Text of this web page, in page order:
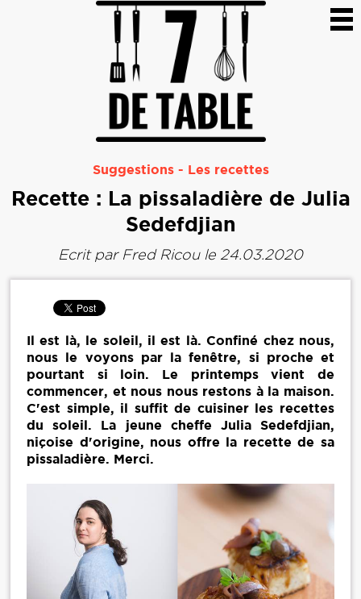
Suggestions- Les recettes
Recette : La pissaladière de Julia
Sedefdjian
Ecrit par Fred Ricoule 24.03.2020
Il est là, le soleil, il est là. Confiné chez nous,
nous le voyons par la fenêtre, si proche et
pourtant si loin. Le printemps vient de
commencer, et nous nous restons à la maison.
C'est simple, il suffit de cuisiner les recettes
du soleil. La jeune cheffe Julia Sedefdjian,
niçoise d'origine, nous offre la recette de sa
pissaladière. Merci.